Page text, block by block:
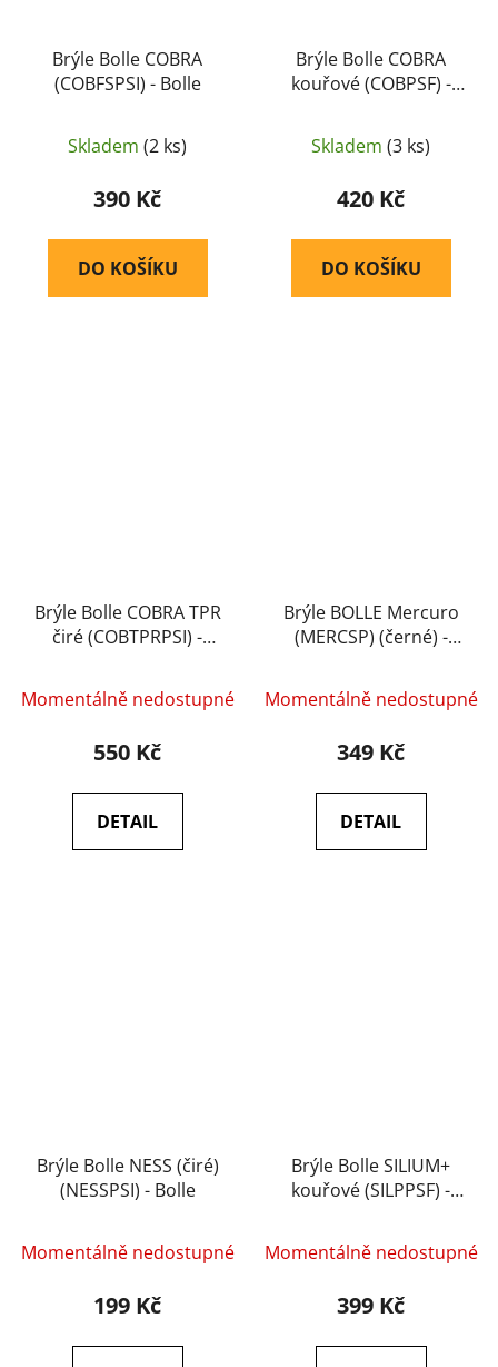
Brýle Bolle COBRA
(COBFSPSI) - Bolle
Skladem (2 ks)
390 Kč
DO KOŠÍKU
Brýle Bolle COBRA
kouřové (COBPSF) -
Skladem (3 ks)
420 Kč
DO KOŠÍKU
Brýle Bolle COBRA TPR
čiré (COBTPRPSI) -
Momentálně nedostupné
550 Kč
DETAIL
Brýle BOLLE Mercuro
(MERCSP) (černé) -
Momentálně nedostupné
349 Kč
DETAIL
Brýle Bolle NESS (čiré)
(NESSPSI) - Bolle
Momentálně nedostupné
199 Kč
Brýle Bolle SILIUM+
kouřové (SILPPSF) -
Momentálně nedostupné
399 Kč